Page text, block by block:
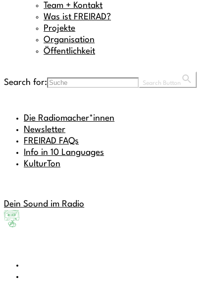
Team + Kontakt
Was ist FREIRAD?
Projekte
Organisation
Öffentlichkeit
Search for: Search Button
Die Radiomacher*innen
Newsletter
FREIRAD FAQs
Info in 10 Languages
KulturTon
Dein Sound im Radio